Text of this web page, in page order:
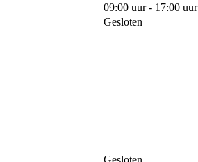
09:00 uur - 17:00 uur
Gesloten
Gesloten